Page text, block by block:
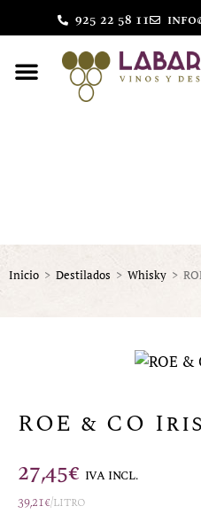
925 22 58 11
Inicio > Destilados > Whisky >
ROE & CO
27,45€ IVA INCL.
39,21€/litro